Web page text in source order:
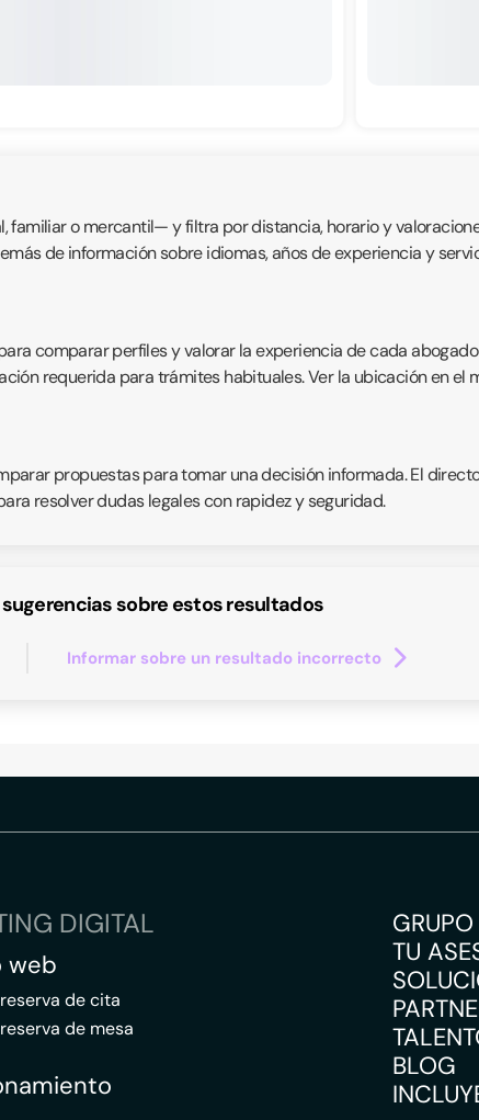
o mercantil— y filtra por distancia, horario y
de información sobre idiomas, años de experiencia y
comparar perfiles y valorar la experiencia de cada
requerida para trámites habituales. Ver la ubicación en
propuestas para tomar una decisión informada. El
resolver dudas legales con rapidez y seguridad.
sobre estos resultados
Informar sobre un resultado incorrecto
DIGITAL
web
de cita
de mesa
TU
BLOG